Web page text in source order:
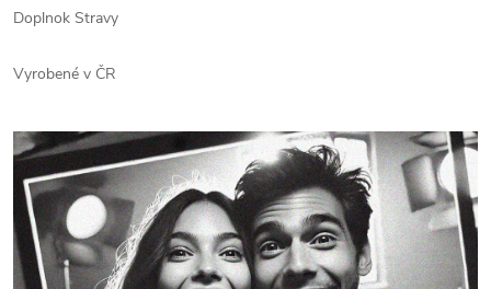
Doplnok Stravy
Vyrobené v ČR